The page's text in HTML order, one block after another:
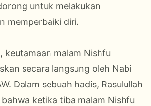
untuk melakukan
memperbaiki diri.
keutamaan malam Nishfu
secara langsung oleh Nabi
Dalam sebuah hadis, Rasulullah
bahwa ketika tiba malam Nishfu